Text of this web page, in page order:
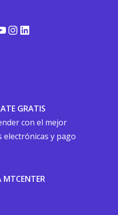
YouTube
Instagram
GRATIS
con el mejor
electrónicas y pago
MTCENTER